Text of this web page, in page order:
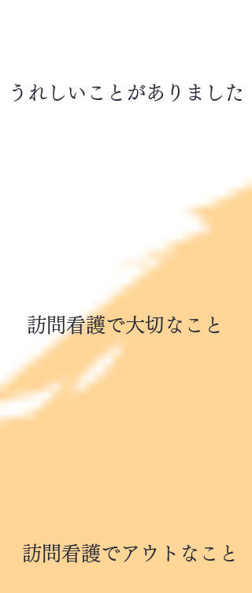
うれしいことがありました
訪問看護で大切なこと
訪問看護でアウトなこと